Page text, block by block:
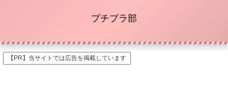
プチプラ部
【PR】当サイトでは広告を掲載しています